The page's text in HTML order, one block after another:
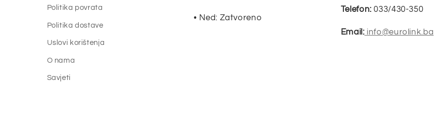
Politika povrata
Politika dostave
Uslovi korištenja
O nama
Savjeti
• Ned: Zatvoreno
Telefon:033/430-350
Email:info@eurolink.ba